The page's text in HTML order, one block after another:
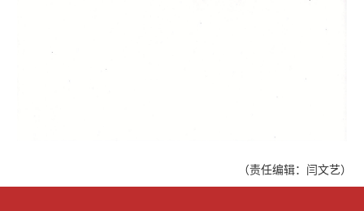
（责任编辑：闫文艺）